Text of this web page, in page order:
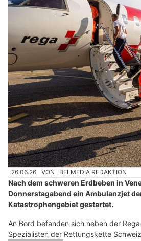
26.06.26 VON BELMEDIA REDAKTION
Nach dem schweren Erdbeben in
Donnerstagabend ein Ambulanzjet
Katastrophengebiet gestartet.
An Bord befanden sich neben der
Spezialisten der Rettungskette